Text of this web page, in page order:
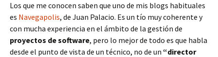
Los que me conocen saben que uno de mis blogs habituales
es Navegapolis, de Juan Palacio. Es un tío muy coherente y
con mucha experiencia en el ámbito de la gestión de
proyectos de software, pero lo mejor de todo es que habla
desde el punto de vista de un técnico, no de un “director